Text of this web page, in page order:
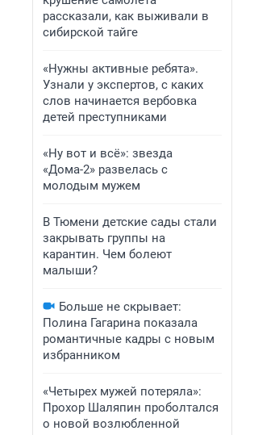
рассказали, как выживали в
сибирской тайге
«Нужны активные ребята».
Узнали у экспертов, с каких
слов начинается вербовка
детей преступниками
«Ну вот и всё»: звезда
«Дома-2» развелась с
молодым мужем
В Тюмени детские сады стали
закрывать группы на
карантин. Чем болеют
малыши?
Больше не скрывает:
Полина Гагарина показала
романтичные кадры с новым
избранником
«Четырех мужей потеряла»:
Прохор Шаляпин проболтался
о новой возлюбленной